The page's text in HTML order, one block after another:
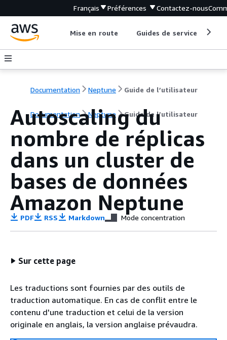
Français Préférences Contactez-nous
Mise en route Guides de service
Documentation Neptune Guide de l’utilisateur
Documentation Neptune Guide de l’utilisateur
Autoscaling du
nombre de réplicas
dans un cluster de
bases de données
Amazon Neptune
PDF RSS Markdown Mode concentration
Sur cette page
Les traductions sont fournies par des outils de
traduction automatique. En cas de conflit entre le
contenu d'une traduction et celui de la version
originale en anglais, la version anglaise prévaudra.